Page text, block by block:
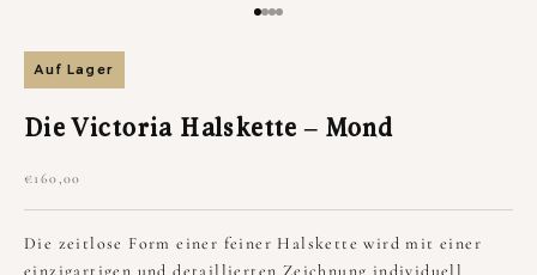
Gehe zu Element 1
Gehe zu Element 2
Gehe zu Element 3
Gehe zu Element 4
Auf Lager
Die Victoria Halskette – Mond
Angebot
€160,00
Die zeitlose Form einer feiner Halskette wird mit einer